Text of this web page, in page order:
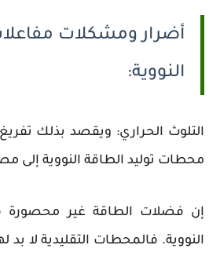
أضرار ومشكلات
النووية:
التلوث الحراري: ويقصد بذلك
محطات توليد الطاقة النووية إلى
إن فضلات الطاقة غير
النووية. فالمحطات التقليدية لا